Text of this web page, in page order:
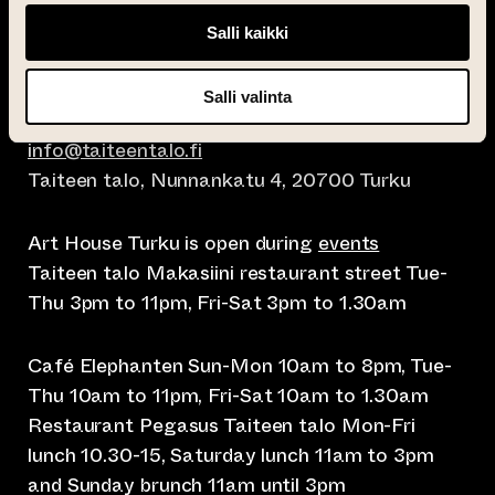
Salli kaikki
Salli valinta
info@taiteentalo.fi
Taiteen talo, Nunnankatu 4, 20700 Turku
Art House Turku is open during events
Taiteen talo Makasiini restaurant street Tue-
Thu 3pm to 11pm, Fri-Sat 3pm to 1.30am
Café Elephanten Sun-Mon 10am to 8pm, Tue-
Thu 10am to 11pm, Fri-Sat 10am to 1.30am
Restaurant Pegasus Taiteen talo Mon-Fri
lunch 10.30-15, Saturday lunch 11am to 3pm
and Sunday brunch 11am until 3pm